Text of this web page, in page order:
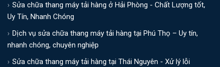
Sửa chữa thang máy tải hàng ở Hải Phòng - Chất Lượng tốt,
Uy Tín, Nhanh Chóng
Dịch vụ sửa chữa thang máy tải hàng tại Phú Thọ – Uy tín,
nhanh chóng, chuyên nghiệp
Sửa chữa thang máy tải hàng tại Thái Nguyên - Xử lý lỗi